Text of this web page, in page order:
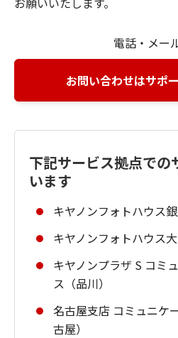
電話・メー
お問い合わせはサポ
下記サービス拠点での
います
キヤノンフォトハウス
キヤノンフォトハウス
キヤノンプラザ S コミ
ス（品川）
名古屋支店 コミュニケ
古屋）